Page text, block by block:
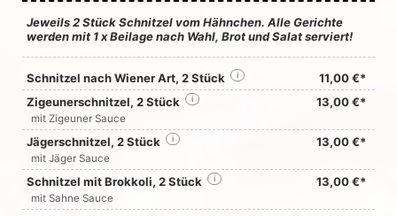
Jeweils 2 Stück Schnitzel vom Hähnchen. Alle Gerichte
werden mit 1 x Beilage nach Wahl, Brot und Salat serviert!
Schnitzel nach Wiener Art, 2 Stück 11,00 €*
i
Zigeunerschnitzel, 2 Stück 13,00 €*
i
mit Zigeuner Sauce
Jägerschnitzel, 2 Stück 13,00 €*
i
mit Jäger Sauce
Schnitzel mit Brokkoli, 2 Stück 13,00 €*
i
mit Sahne Sauce